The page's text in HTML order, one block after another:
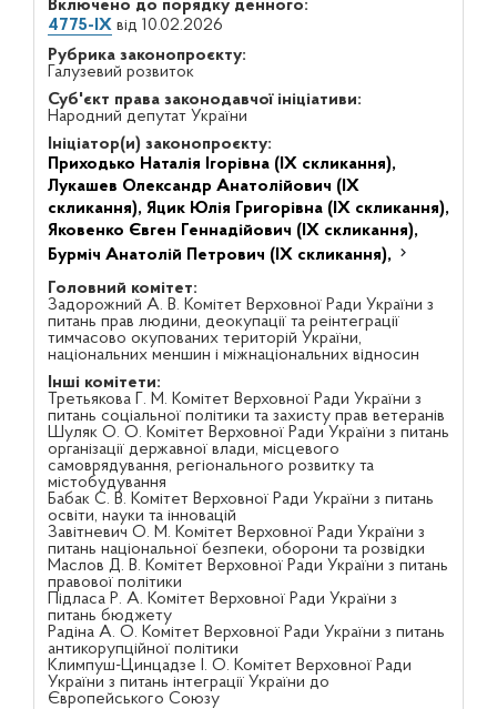
Включено до порядку денного:
4775-IXвід 10.02.2026
Рубрика законопроєкту:
Галузевий розвиток
Суб'єкт права законодавчої ініціативи:
Народний депутат України
Ініціатор(и) законопроєкту:
Приходько Наталія Ігорівна (IX скликання),
Лукашев Олександр Анатолійович (IX
скликання), Яцик Юлія Григорівна (IX скликання),
Яковенко Євген Геннадійович (IX скликання),
Бурміч Анатолій Петрович (IX скликання),
Головний комітет:
Задорожний А. В. Комітет Верховної Ради України з
питань прав людини, деокупації та реінтеграції
тимчасово окупованих територій України,
національних меншин і міжнаціональних відносин
Інші комітети:
Третьякова Г. М. Комітет Верховної Ради України з
питань соціальної політики та захисту прав ветеранів
Шуляк О. О. Комітет Верховної Ради України з питань
організації державної влади, місцевого
самоврядування, регіонального розвитку та
містобудування
Бабак С. В. Комітет Верховної Ради України з питань
освіти, науки та інновацій
Завітневич О. М. Комітет Верховної Ради України з
питань національної безпеки, оборони та розвідки
Маслов Д. В. Комітет Верховної Ради України з питань
правової політики
Підласа Р. А. Комітет Верховної Ради України з
питань бюджету
Радіна А. О. Комітет Верховної Ради України з питань
антикорупційної політики
Климпуш-Цинцадзе І. О. Комітет Верховної Ради
України з питань інтеграції України до
Європейського Союзу